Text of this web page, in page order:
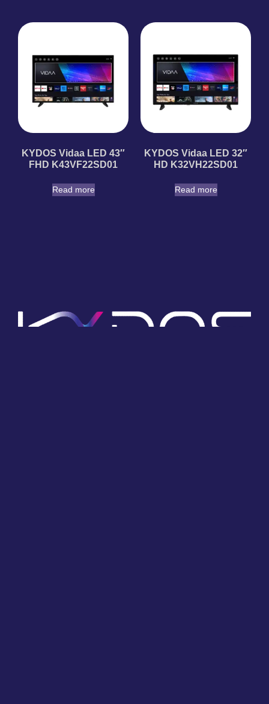
KYDOS Vidaa LED 43″
FHD K43VF22SD01
Read more
KYDOS Vidaa LED 32″
HD K32VH22SD01
Read more